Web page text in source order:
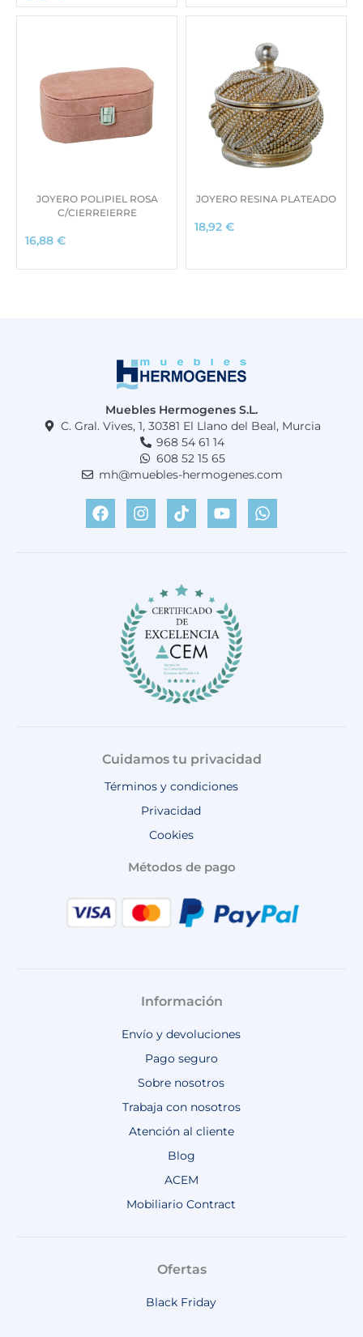
JOYERO POLIPIEL ROSA
C/CIERREIERRE
16,88 €
JOYERO RESINA PLATEADO
18,92 €
Muebles Hermogenes S.L.
C. Gral. Vives, 1, 30381 El Llano del Beal, Murcia
968 54 61 14
608 52 15 65
mh@muebles-hermogenes.com
F
a
c
I
n
s
a
m
T
i
k
Y
o
u
W
h
a
Cuidamos tu privacidad
Términos y condiciones
Privacidad
Cookies
Métodos de pago
Información
Envío y devoluciones
Pago seguro
Sobre nosotros
Trabaja con nosotros
Atención al cliente
Blog
ACEM
Mobiliario Contract
Ofertas
Black Friday